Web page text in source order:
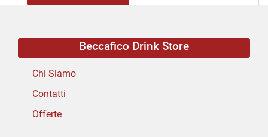
Beccafico Drink Store
Chi Siamo
Contatti
Offerte